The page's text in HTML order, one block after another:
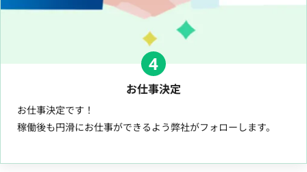
4
お仕事決定
お仕事決定です！
稼働後も円滑にお仕事ができるよう弊社がフォローします。